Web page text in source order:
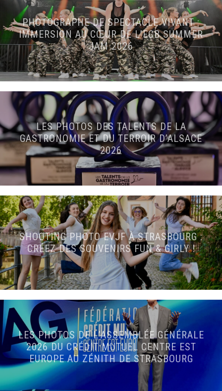
PHOTOGRAPHE DE SPECTACLE VIVANT :
IMMERSION AU CŒUR DE L’ECB SUMMER
JAM 2026
LES PHOTOS DES TALENTS DE LA
GASTRONOMIE ET DU TERROIR D’ALSACE
2026
SHOOTING PHOTO EVJF À STRASBOURG :
CRÉEZ DES SOUVENIRS FUN & GIRLY !
LES PHOTOS DE L’ASSEMBLÉE GÉNÉRALE
2026 DU CRÉDIT MUTUEL CENTRE EST
EUROPE AU ZÉNITH DE STRASBOURG